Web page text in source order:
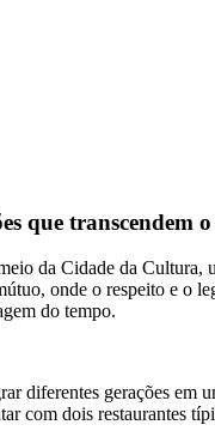
que transcendem
da Cidade da Cultura,
onde o respeito e o
do tempo.
gerações em
com dois restaurantes